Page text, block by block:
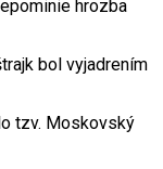
hrozba
bol vyjadrením
tzv. Moskovský